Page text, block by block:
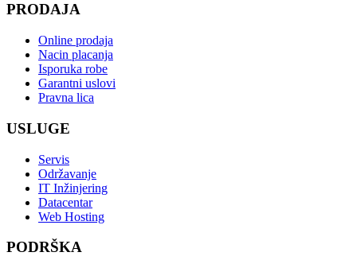
PRODAJA
Online prodaja
Nacin placanja
Isporuka robe
Garantni uslovi
Pravna lica
USLUGE
Servis
Održavanje
IT Inžinjering
Datacentar
Web Hosting
PODRŠKA